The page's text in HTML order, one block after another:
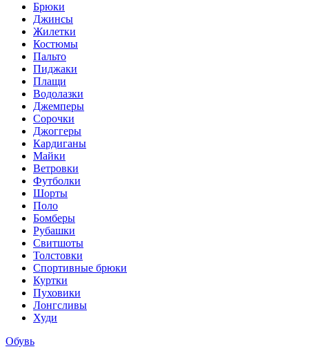
Брюки
Джинсы
Жилетки
Костюмы
Пальто
Пиджаки
Плащи
Водолазки
Джемперы
Сорочки
Джоггеры
Кардиганы
Майки
Ветровки
Футболки
Шорты
Поло
Бомберы
Рубашки
Свитшоты
Толстовки
Спортивные брюки
Куртки
Пуховики
Лонгсливы
Худи
Обувь